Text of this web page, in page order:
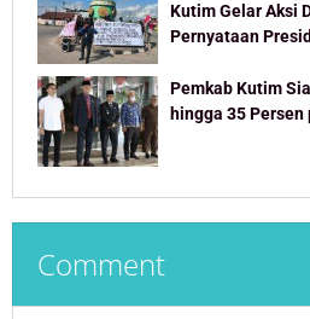
Kutim Gelar Aksi
Pernyataan
Pemkab Kutim
hingga 35 Persen
Comment